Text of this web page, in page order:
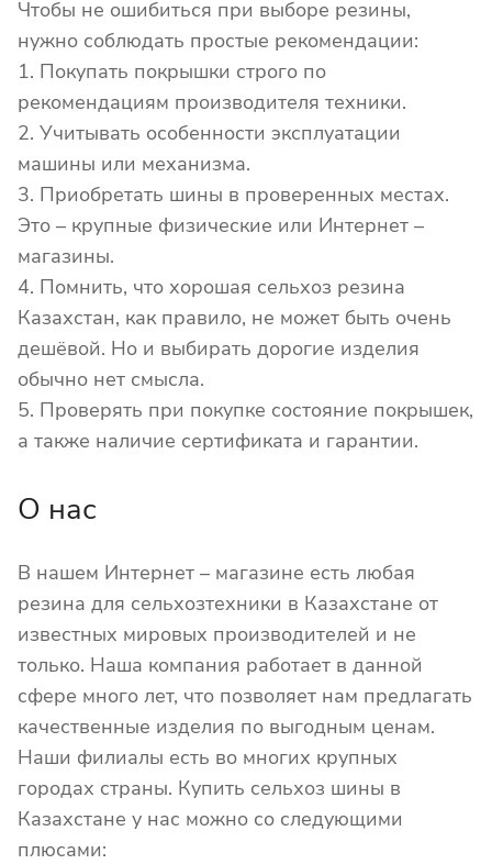
Чтобы не ошибиться при выборе резины,
нужно соблюдать простые рекомендации:
1. Покупать покрышки строго по
рекомендациям производителя техники.
2. Учитывать особенности эксплуатации
машины или механизма.
3. Приобретать шины в проверенных местах.
Это – крупные физические или Интернет –
магазины.
4. Помнить, что хорошая сельхоз резина
Казахстан, как правило, не может быть очень
дешёвой. Но и выбирать дорогие изделия
обычно нет смысла.
5. Проверять при покупке состояние покрышек,
а также наличие сертификата и гарантии.
О нас
В нашем Интернет – магазине есть любая
резина для сельхозтехники в Казахстане от
известных мировых производителей и не
только. Наша компания работает в данной
сфере много лет, что позволяет нам предлагать
качественные изделия по выгодным ценам.
Наши филиалы есть во многих крупных
городах страны. Купить сельхоз шины в
Казахстане у нас можно со следующими
плюсами: